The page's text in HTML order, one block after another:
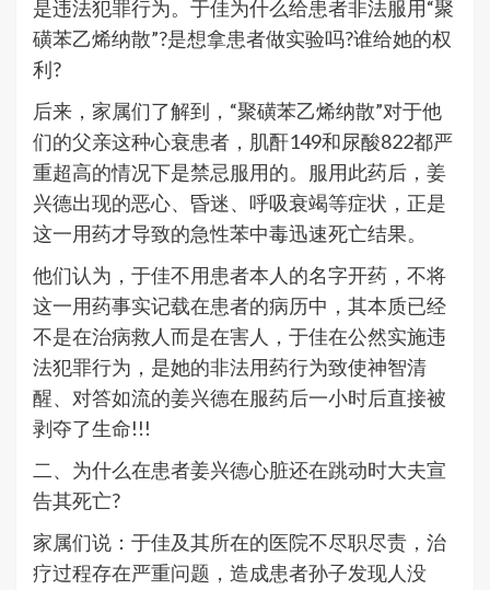
是违法犯罪行为。于佳为什么给患者非法服用“聚
磺苯乙烯纳散”?是想拿患者做实验吗?谁给她的权
利?
后来，家属们了解到，“聚磺苯乙烯纳散”对于他
们的父亲这种心衰患者，肌酐149和尿酸822都严
重超高的情况下是禁忌服用的。服用此药后，姜
兴德出现的恶心、昏迷、呼吸衰竭等症状，正是
这一用药才导致的急性苯中毒迅速死亡结果。
他们认为，于佳不用患者本人的名字开药，不将
这一用药事实记载在患者的病历中，其本质已经
不是在治病救人而是在害人，于佳在公然实施违
法犯罪行为，是她的非法用药行为致使神智清
醒、对答如流的姜兴德在服药后一小时后直接被
剥夺了生命!!!
二、为什么在患者姜兴德心脏还在跳动时大夫宣
告其死亡?
家属们说：于佳及其所在的医院不尽职尽责，治
疗过程存在严重问题，造成患者孙子发现人没